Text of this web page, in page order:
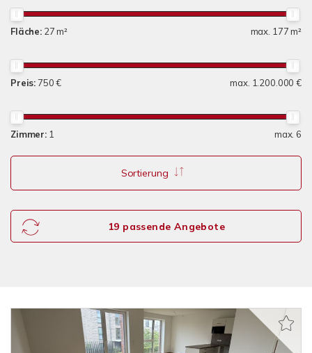
Fläche: 27 m² max. 177 m²
Preis: 750 € max. 1.200.000 €
Zimmer: 1 max. 6
Sortierung
19 passende Angebote